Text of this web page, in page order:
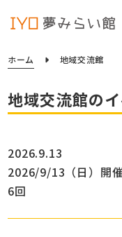
ホーム 地域交流館
地域交流館の
2026.9.13
2026/9/13（日）開
6回